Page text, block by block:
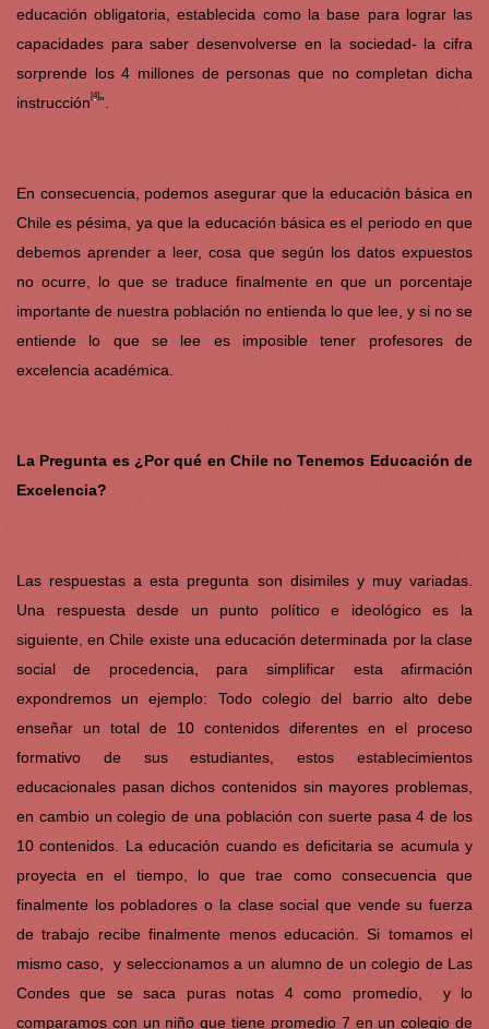
educación obligatoria, establecida como la base para lograr las
capacidades para saber desenvolverse en la sociedad- la cifra
sorprende los 4 millones de personas que no completan dicha
instrucción [4]”.
En consecuencia, podemos asegurar que la educación básica en
Chile es pésima, ya que la educación básica es el periodo en que
debemos aprender a leer, cosa que según los datos expuestos
no ocurre, lo que se traduce finalmente en que un porcentaje
importante de nuestra población no entienda lo que lee, y si no se
entiende lo que se lee es imposible tener profesores de
excelencia académica.
La Pregunta es ¿Por qué en Chile no Tenemos Educación de
Excelencia?
Las respuestas a esta pregunta son disimiles y muy variadas.
Una respuesta desde un punto político e ideológico es la
siguiente, en Chile existe una educación determinada por la clase
social de procedencia, para simplificar esta afirmación
expondremos un ejemplo: Todo colegio del barrio alto debe
enseñar un total de 10 contenidos diferentes en el proceso
formativo de sus estudiantes, estos establecimientos
educacionales pasan dichos contenidos sin mayores problemas,
en cambio un colegio de una población con suerte pasa 4 de los
10 contenidos. La educación cuando es deficitaria se acumula y
proyecta en el tiempo, lo que trae como consecuencia que
finalmente los pobladores o la clase social que vende su fuerza
de trabajo recibe finalmente menos educación. Si tomamos el
mismo caso, y seleccionamos a un alumno de un colegio de Las
Condes que se saca puras notas 4 como promedio, y lo
comparamos con un niño que tiene promedio 7 en un colegio de